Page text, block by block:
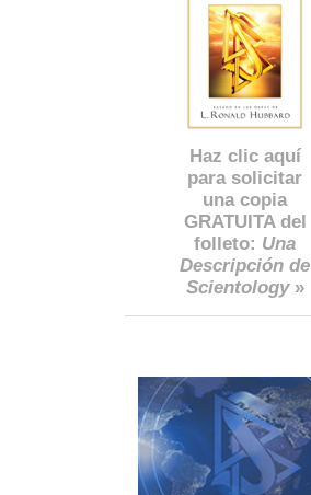
Haz clic aquí
para solicitar
una copia
GRATUITA del
folleto: Una
Descripción de
Scientology»